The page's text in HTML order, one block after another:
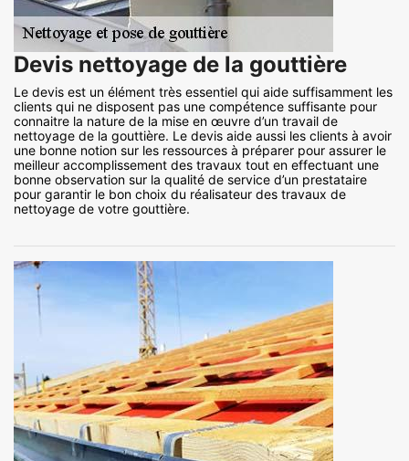
Devis nettoyage de la gouttière
Le devis est un élément très essentiel qui aide suffisamment les
clients qui ne disposent pas une compétence suffisante pour
connaitre la nature de la mise en œuvre d’un travail de
nettoyage de la gouttière. Le devis aide aussi les clients à avoir
une bonne notion sur les ressources à préparer pour assurer le
meilleur accomplissement des travaux tout en effectuant une
bonne observation sur la qualité de service d’un prestataire
pour garantir le bon choix du réalisateur des travaux de
nettoyage de votre gouttière.